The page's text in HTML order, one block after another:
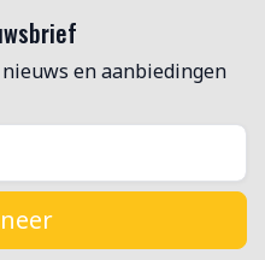
en aanbiedingen